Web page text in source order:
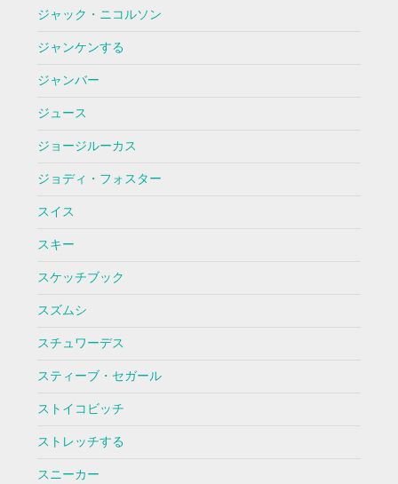
ジャック・ニコルソン
ジャンケンする
ジャンバー
ジュース
ジョージルーカス
ジョディ・フォスター
スイス
スキー
スケッチブック
スズムシ
スチュワーデス
スティーブ・セガール
ストイコビッチ
ストレッチする
スニーカー